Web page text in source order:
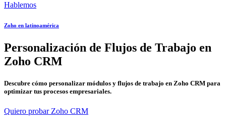
Hablemos
Zoho en latinoamérica
Personalización de Flujos de Trabajo en
Zoho CRM
Descubre cómo personalizar módulos y flujos de trabajo en Zoho CRM para
optimizar tus procesos empresariales.
Quiero probar Zoho CRM